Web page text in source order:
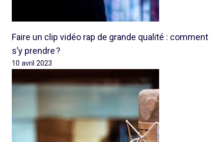
Faire un clip vidéo rap de grande qualité : comment
s’y prendre ?
10 avril 2023